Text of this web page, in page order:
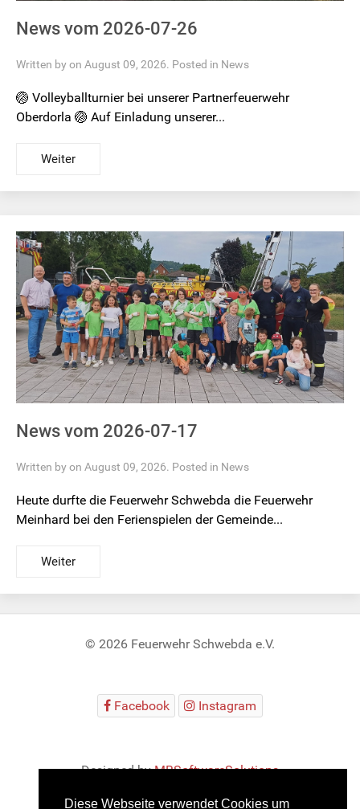
Diese Webseite verwendet Cookies um
News vom 2026-07-26
Written by on August 09, 2026. Posted in News
🏐 Volleyballturnier bei unserer Partnerfeuerwehr
Oberdorla 🏐 Auf Einladung unserer...
Weiter
News vom 2026-07-17
Written by on August 09, 2026. Posted in News
Heute durfte die Feuerwehr Schwebda die Feuerwehr
Meinhard bei den Ferienspielen der Gemeinde...
Weiter
© 2026 Feuerwehr Schwebda e.V.
Facebook Instagram
Designed byMBSoftwareSolutions